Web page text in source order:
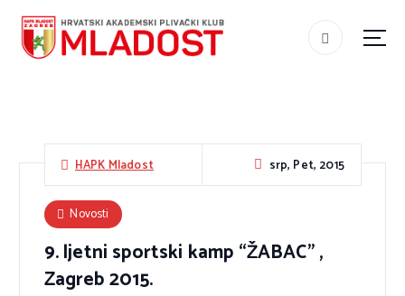
HAPK Mladost srp, Pet, 2015
Novosti
9. ljetni sportski kamp “ŽABAC” ,
Zagreb 2015.